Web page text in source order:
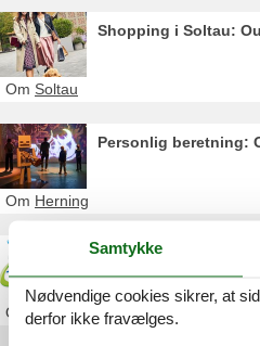
Shopping i Soltau:
Om Soltau
Om Herning
Heide Park:
OmSoltau
Samtykke
Nødvendige cookies sikrer, at
derfor ikke fravælges.